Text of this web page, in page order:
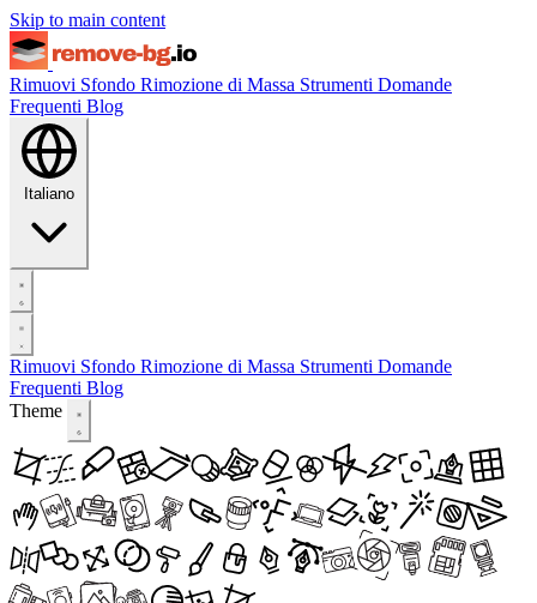
Skip to main content
Rimuovi Sfondo Rimozione di Massa Strumenti Domande
Frequenti Blog
Italiano
Rimuovi Sfondo Rimozione di Massa Strumenti Domande
Frequenti Blog
Theme